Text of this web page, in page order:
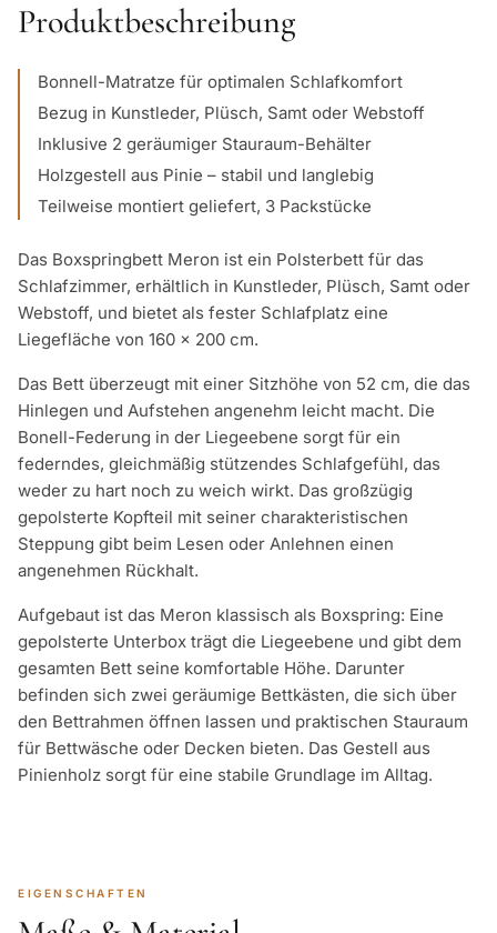
Produktbeschreibung
Bonnell-Matratze für optimalen Schlafkomfort
Bezug in Kunstleder, Plüsch, Samt oder Webstoff
Inklusive 2 geräumiger Stauraum-Behälter
Holzgestell aus Pinie – stabil und langlebig
Teilweise montiert geliefert, 3 Packstücke
Das Boxspringbett Meron ist ein Polsterbett für das
Schlafzimmer, erhältlich in Kunstleder, Plüsch, Samt oder
Webstoff, und bietet als fester Schlafplatz eine
Liegefläche von 160 × 200 cm.
Das Bett überzeugt mit einer Sitzhöhe von 52 cm, die das
Hinlegen und Aufstehen angenehm leicht macht. Die
Bonell-Federung in der Liegeebene sorgt für ein
federndes, gleichmäßig stützendes Schlafgefühl, das
weder zu hart noch zu weich wirkt. Das großzügig
gepolsterte Kopfteil mit seiner charakteristischen
Steppung gibt beim Lesen oder Anlehnen einen
angenehmen Rückhalt.
Aufgebaut ist das Meron klassisch als Boxspring: Eine
gepolsterte Unterbox trägt die Liegeebene und gibt dem
gesamten Bett seine komfortable Höhe. Darunter
befinden sich zwei geräumige Bettkästen, die sich über
den Bettrahmen öffnen lassen und praktischen Stauraum
für Bettwäsche oder Decken bieten. Das Gestell aus
Pinienholz sorgt für eine stabile Grundlage im Alltag.
EIGENSCHAFTEN